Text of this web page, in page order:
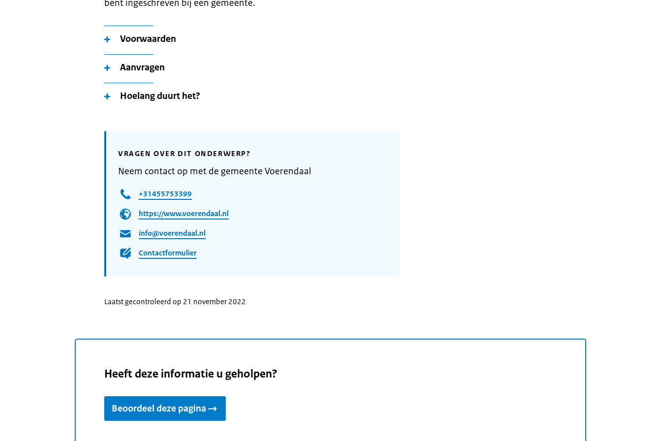
bent ingeschreven bij een gemeente.
Voorwaarden
Aanvragen
Hoelang duurt het?
VRAGEN OVER DIT ONDERWERP?
Neem contact op met de gemeente Voerendaal
+31455753399
https://www.voerendaal.nl
info@voerendaal.nl
Contactformulier
Laatst gecontroleerd op 21 november 2022
Heeft deze informatie u geholpen?
Beoordeel deze pagina